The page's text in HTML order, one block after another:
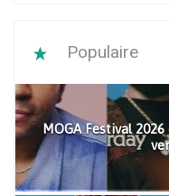
Populaire
MOGA Festival